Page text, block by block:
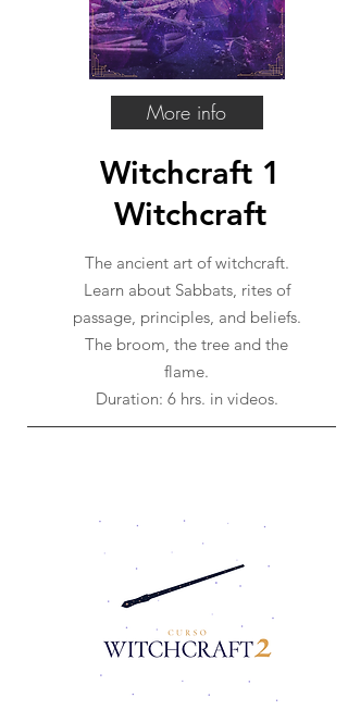
More info
Witchcraft 1
Witchcraft
The ancient art of witchcraft.
Learn about Sabbats, rites of
passage, principles, and beliefs.
The broom, the tree and the
flame.
Duration: 6 hrs. in videos.